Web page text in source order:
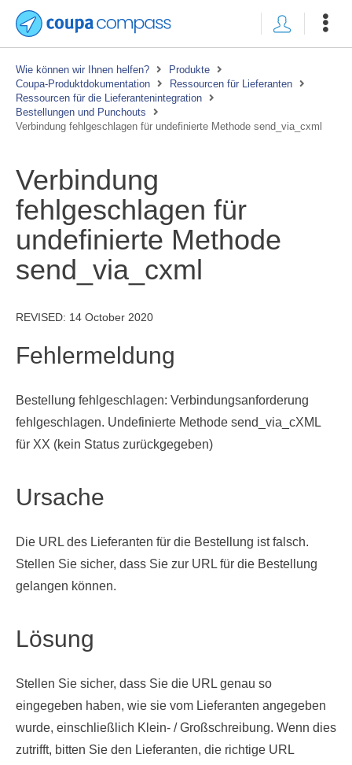
Wie können wir Ihnen helfen?
Produkte
Coupa-Produktdokumentation
Ressourcen für Lieferanten
Ressourcen für die Lieferantenintegration
Bestellungen und Punchouts
Verbindung fehlgeschlagen für undefinierte Methode send_via_cxml
Verbindung
fehlgeschlagen für
undefinierte Methode
send_via_cxml
REVISED: 14 October 2020
Fehlermeldung
Bestellung fehlgeschlagen: Verbindungsanforderung
fehlgeschlagen. Undefinierte Methode send_via_cXML
für XX (kein Status zurückgegeben)
Ursache
Die URL des Lieferanten für die Bestellung ist falsch.
Stellen Sie sicher, dass Sie zur URL für die Bestellung
gelangen können.
Lösung
Stellen Sie sicher, dass Sie die URL genau so
eingegeben haben, wie sie vom Lieferanten angegeben
wurde, einschließlich Klein- / Großschreibung. Wenn dies
zutrifft, bitten Sie den Lieferanten, die richtige URL